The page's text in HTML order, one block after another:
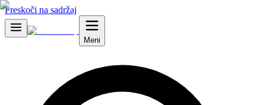
Preskoči na sadržaj
Meni